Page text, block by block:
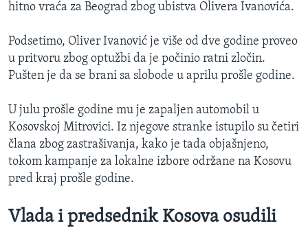
hitno vraća za Beograd zbog ubistva Olivera Ivanovića.
Podsetimo, Oliver Ivanović je više od dve godine proveo
u pritvoru zbog optužbi da je počinio ratni zločin.
Pušten je da se brani sa slobode u aprilu prošle godine.
U julu prošle godine mu je zapaljen automobil u
Kosovskoj Mitrovici. Iz njegove stranke istupilo su četiri
člana zbog zastrašivanja, kako je tada objašnjeno,
tokom kampanje za lokalne izbore održane na Kosovu
pred kraj prošle godine.
Vlada i predsednik Kosova osudili